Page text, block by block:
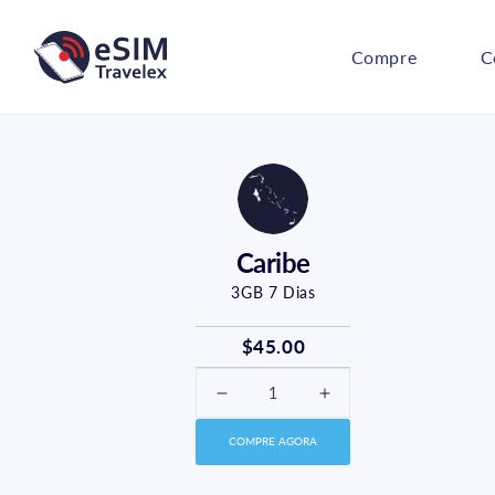
conteúdo
Compre
Caribe
3GB 7 Dias
$45.00
Diminuir
a
quantidade
Aumentar
quantidade
COMPRE AGORA